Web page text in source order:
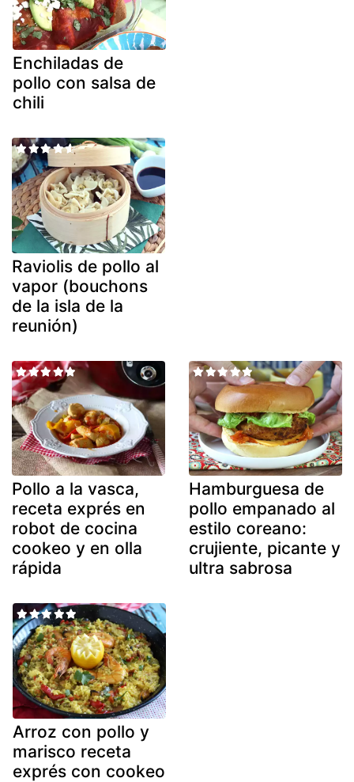
Enchiladas de
pollo con salsa de
chili
Raviolis de pollo al
vapor (bouchons
de la isla de la
reunión)
Pollo a la vasca,
receta exprés en
robot de cocina
cookeo y en olla
rápida
Hamburguesa de
pollo empanado al
estilo coreano:
crujiente, picante y
ultra sabrosa
Arroz con pollo y
marisco receta
exprés con cookeo